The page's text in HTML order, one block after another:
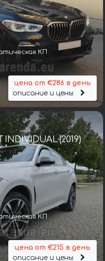
КП
цена от €286 в день
описание и цены
(2019)
КП
цена от €215 в день
описание и цены